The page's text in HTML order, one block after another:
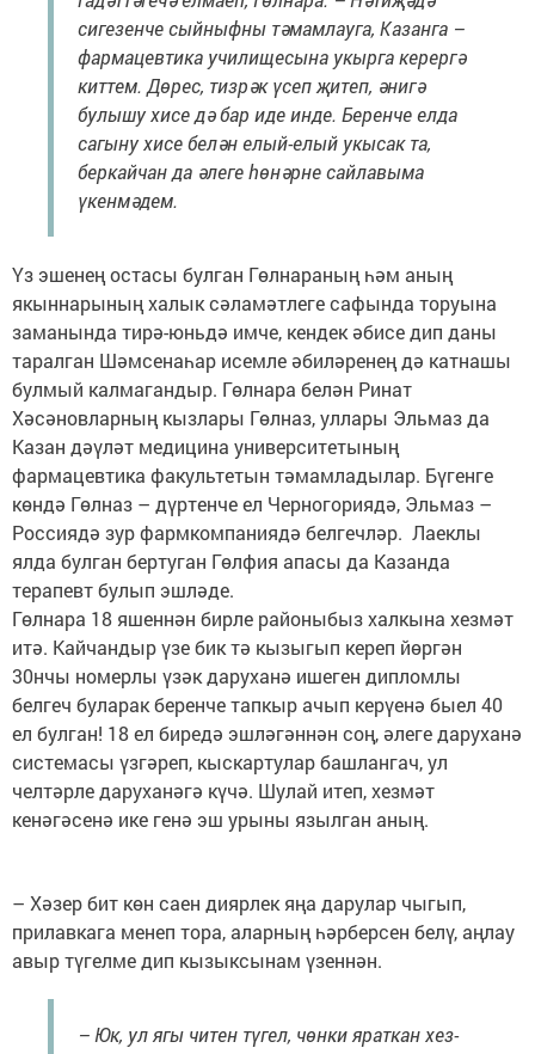
сигезенче сыйныфны тәмамлауга, Казанга –
фармацевтика училищесына укырга керергә
киттем. Дөрес, тизрәк үсеп җитеп, әнигә
булышу хисе дә бар иде инде. Беренче елда
сагыну хисе белән елый-елый укысак та,
беркайчан да әлеге һөнәрне сайлавыма
үкенмәдем.
Үз эшенең остасы булган Гөлнараның һәм аның
якыннарының халык сәламәтлеге сафында торуына
заманында тирә-юньдә имче, кендек әбисе дип даны
таралган Шәмсенаһар исемле әбиләренең дә катнашы
булмый калмагандыр. Гөлнара белән Ринат
Хәсәновларның кызлары Гөлназ, уллары Эльмаз да
Казан дәүләт медицина университетының
фармацевтика факультетын тәмамладылар. Бүгенге
көндә Гөлназ – дүртенче ел Черногориядә, Эльмаз –
Россиядә зур фармкомпаниядә белгечләр. Лаеклы
ялда булган бертуган Гөлфия апасы да Казанда
терапевт булып эшләде.
Гөлнара 18 яшеннән бирле районыбыз халкына хезмәт
итә. Кайчандыр үзе бик тә кызыгып кереп йөргән
30нчы номерлы үзәк даруханә ишеген дипломлы
белгеч буларак беренче тапкыр ачып керүенә быел 40
ел булган! 18 ел биредә эшләгәннән соң, әлеге даруханә
сис­темасы үзгәреп, кыс­картулар башлангач, ул
челтәрле даруханәгә күчә. Шулай итеп, хезмәт
кенәгәсенә ике генә эш урыны язылган аның.
– Хәзер бит көн саен диярлек яңа дарулар чыгып,
прилавкага менеп тора, аларның һәрберсен белү, аңлау
авыр түгелме дип кызыксынам үзеннән.
– Юк, ул ягы читен тү­гел, чөн­ки яраткан хез­